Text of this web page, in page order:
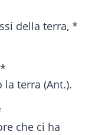
della terra, *
terra (Ant.).
che ci ha